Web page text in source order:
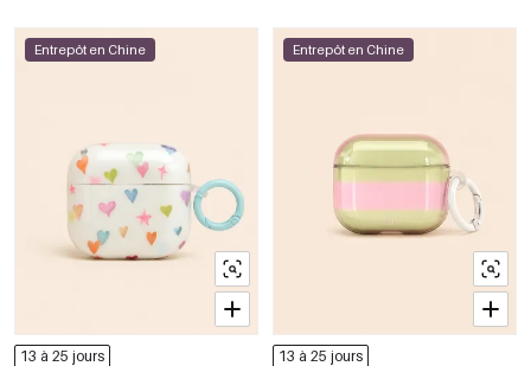
Entrepôt en Chine
13 à 25 jours
Entrepôt en Chine
13 à 25 jours